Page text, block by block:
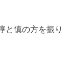
と慎の方を振り